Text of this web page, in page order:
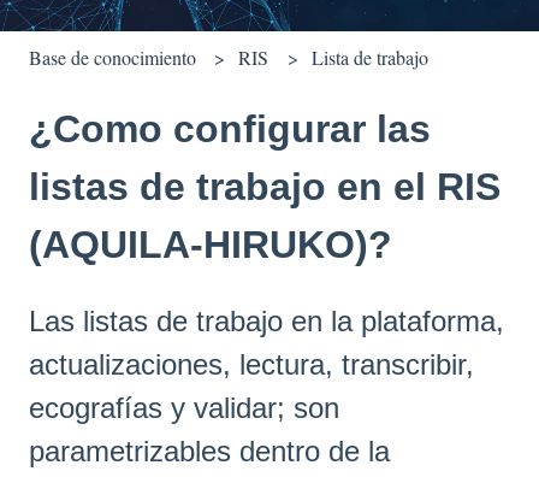
Base de conocimiento RIS Lista de trabajo
¿Como configurar las
listas de trabajo en el RIS
(AQUILA-HIRUKO)?
Las listas de trabajo en la plataforma,
actualizaciones, lectura, transcribir,
ecografías y validar; son
parametrizables dentro de la